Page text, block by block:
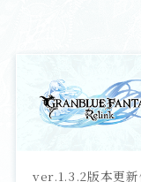
ver.1.3.2版本更新